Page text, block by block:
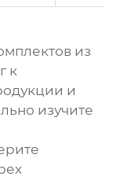
из
к
и
изучите